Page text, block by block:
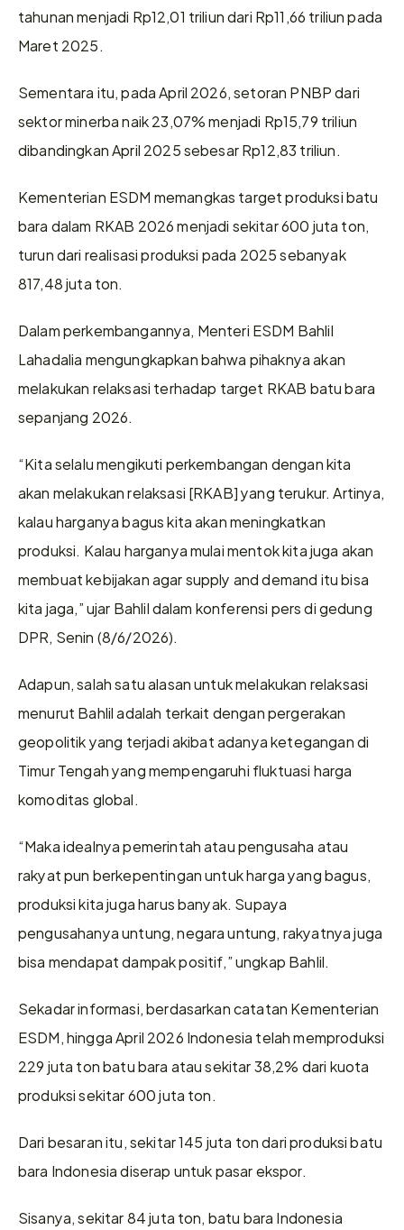
tahunan menjadi Rp12,01 triliun dari Rp11,66 triliun pada
Maret 2025.
Sementara itu, pada April 2026, setoran PNBP dari
sektor minerba naik 23,07% menjadi Rp15,79 triliun
dibandingkan April 2025 sebesar Rp12,83 triliun.
Kementerian ESDM memangkas target produksi batu
bara dalam RKAB 2026 menjadi sekitar 600 juta ton,
turun dari realisasi produksi pada 2025 sebanyak
817,48 juta ton.
Dalam perkembangannya, Menteri ESDM Bahlil
Lahadalia mengungkapkan bahwa pihaknya akan
melakukan relaksasi terhadap target RKAB batu bara
sepanjang 2026.
“Kita selalu mengikuti perkembangan dengan kita
akan melakukan relaksasi [RKAB] yang terukur. Artinya,
kalau harganya bagus kita akan meningkatkan
produksi. Kalau harganya mulai mentok kita juga akan
membuat kebijakan agar supply and demand itu bisa
kita jaga,” ujar Bahlil dalam konferensi pers di gedung
DPR, Senin (8/6/2026).
Adapun, salah satu alasan untuk melakukan relaksasi
menurut Bahlil adalah terkait dengan pergerakan
geopolitik yang terjadi akibat adanya ketegangan di
Timur Tengah yang mempengaruhi fluktuasi harga
komoditas global.
“Maka idealnya pemerintah atau pengusaha atau
rakyat pun berkepentingan untuk harga yang bagus,
produksi kita juga harus banyak. Supaya
pengusahanya untung, negara untung, rakyatnya juga
bisa mendapat dampak positif,” ungkap Bahlil.
Sekadar informasi, berdasarkan catatan Kementerian
ESDM, hingga April 2026 Indonesia telah memproduksi
229 juta ton batu bara atau sekitar 38,2% dari kuota
produksi sekitar 600 juta ton.
Dari besaran itu, sekitar 145 juta ton dari produksi batu
bara Indonesia diserap untuk pasar ekspor.
Sisanya, sekitar 84 juta ton, batu bara Indonesia